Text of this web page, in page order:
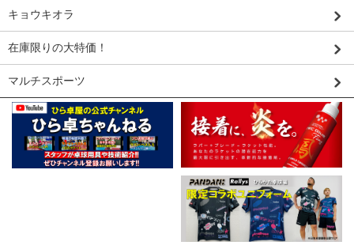
キョウキオラ
在庫限りの大特価！
マルチスポーツ